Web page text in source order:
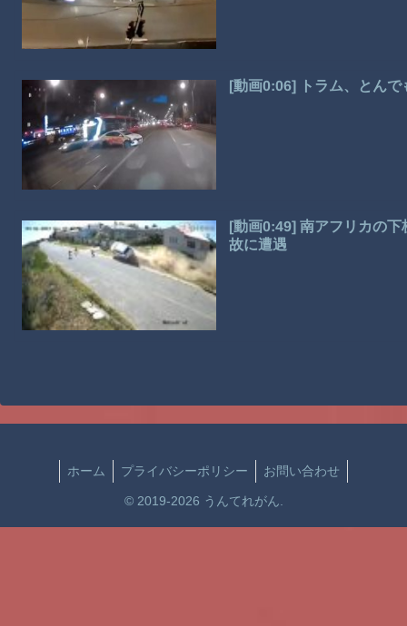
[動画0:06] トラム、とん
[動画0:49] 南アフリカの
故に遭遇
ホーム プライバシーポリシー お問い合わせ
© 2019-2026 うんてれがん.